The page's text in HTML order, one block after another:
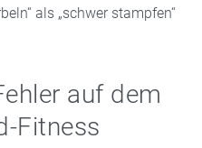
als „schwer stampfen“
auf dem
Fitness